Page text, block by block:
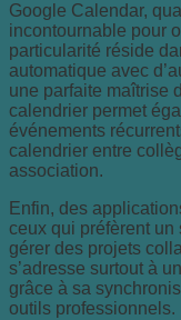
Google Calendar,
incontournable pour
particularité réside
automatique avec
une parfaite maîtrise
calendrier permet
événements
calendrier entre
association.
Enfin, des
ceux qui préfèrent
gérer des projets
s’adresse surtout à
grâce à sa
outils professionnels.